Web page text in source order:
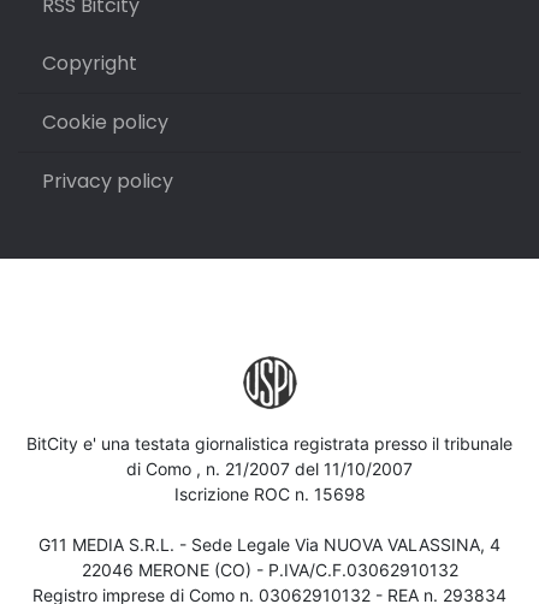
Copyright
Cookie policy
Privacy policy
BitCity e' una testata giornalistica registrata presso il tribunale
di Como , n. 21/2007 del 11/10/2007
Iscrizione ROC n. 15698
G11 MEDIA S.R.L. - Sede Legale Via NUOVA VALASSINA, 4
22046 MERONE (CO) - P.IVA/C.F.03062910132
Registro imprese di Como n. 03062910132 - REA n. 293834